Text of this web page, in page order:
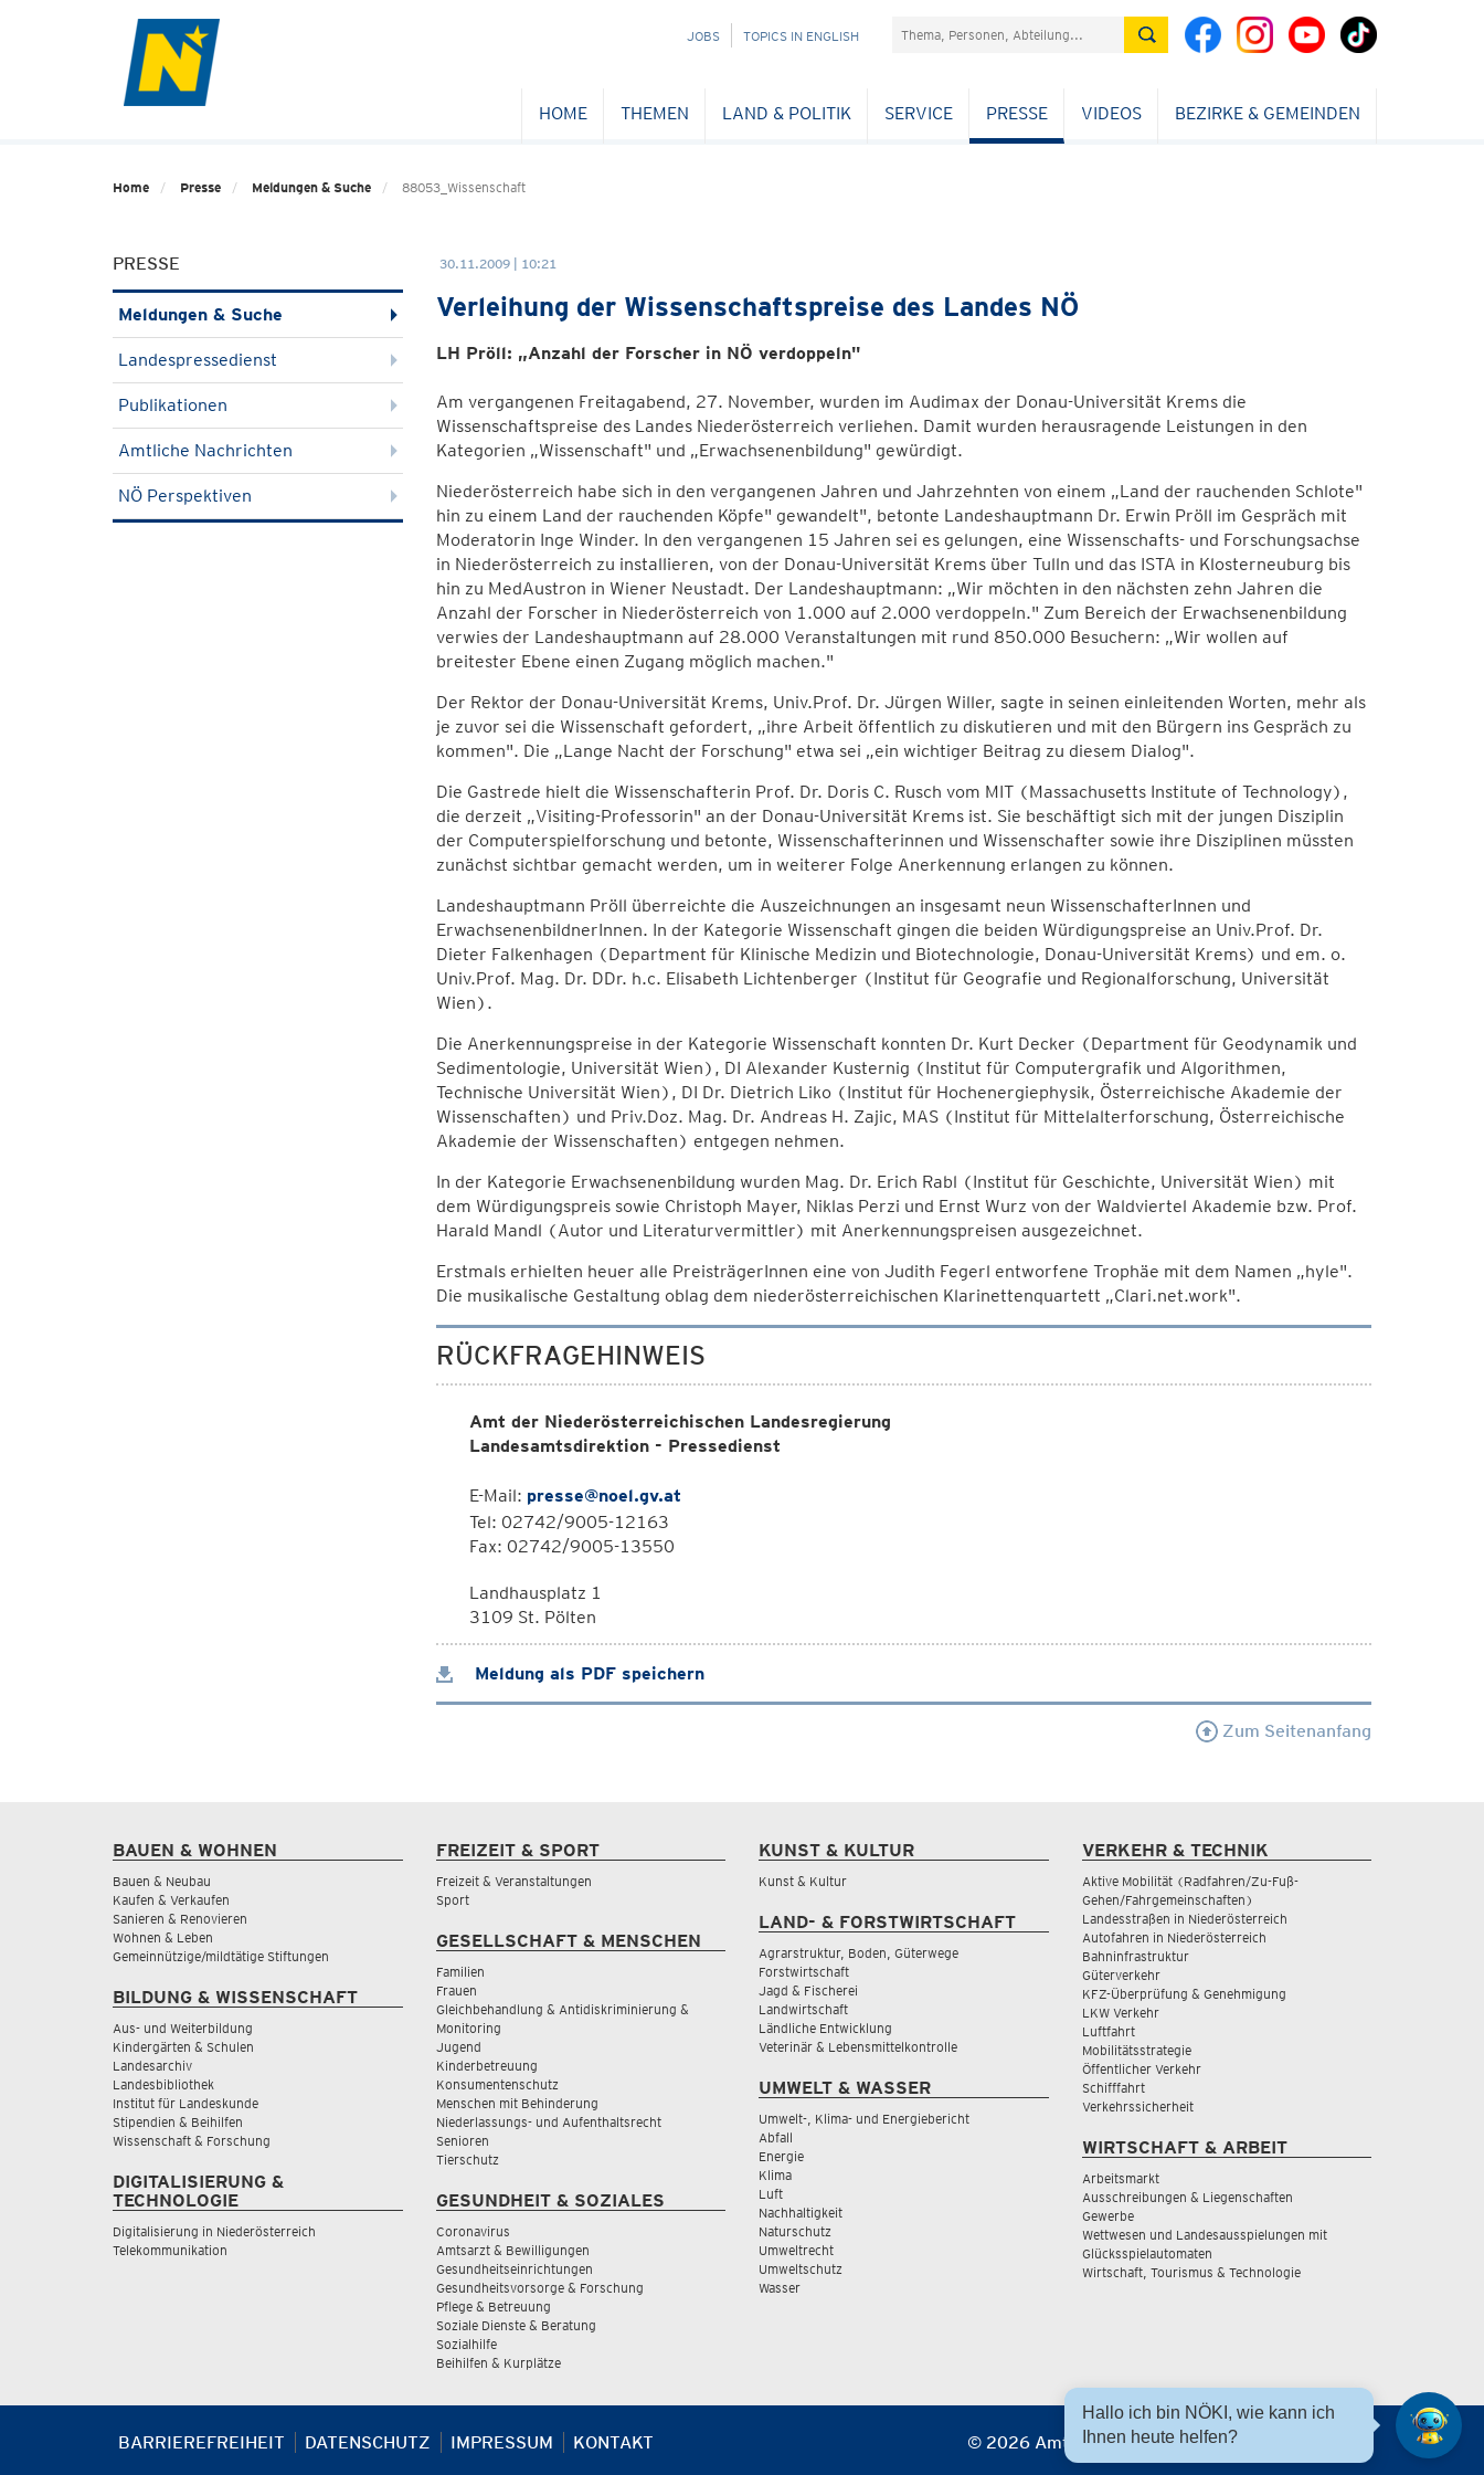
NAVIGATION
JOBS TOPICS IN ENGLISH Suchefeld
HOME THEMEN LAND & POLITIK SERVICE PRESSE VIDEOS BEZIRKE & GEMEINDEN
Home Presse Meldungen & Suche 88053_Wissenschaft
PRESSE
Meldungen & Suche
Landespressedienst
Publikationen
Amtliche Nachrichten
NÖ Perspektiven
30.11.2009 | 10:21
Verleihung der Wissenschaftspreise des Landes NÖ
LH Pröll: „Anzahl der Forscher in NÖ verdoppeln"
Am vergangenen Freitagabend, 27. November, wurden im Audimax der Donau-Universität Krems die
Wissenschaftspreise des Landes Niederösterreich verliehen. Damit wurden herausragende Leistungen in den
Kategorien „Wissenschaft" und „Erwachsenenbildung" gewürdigt.
Niederösterreich habe sich in den vergangenen Jahren und Jahrzehnten von einem „Land der rauchenden Schlote"
hin zu einem Land der rauchenden Köpfe" gewandelt", betonte Landeshauptmann Dr. Erwin Pröll im Gespräch mit
Moderatorin Inge Winder. In den vergangenen 15 Jahren sei es gelungen, eine Wissenschafts- und Forschungsachse
in Niederösterreich zu installieren, von der Donau-Universität Krems über Tulln und das ISTA in Klosterneuburg bis
hin zu MedAustron in Wiener Neustadt. Der Landeshauptmann: „Wir möchten in den nächsten zehn Jahren die
Anzahl der Forscher in Niederösterreich von 1.000 auf 2.000 verdoppeln." Zum Bereich der Erwachsenenbildung
verwies der Landeshauptmann auf 28.000 Veranstaltungen mit rund 850.000 Besuchern: „Wir wollen auf
breitester Ebene einen Zugang möglich machen."
Der Rektor der Donau-Universität Krems, Univ.Prof. Dr. Jürgen Willer, sagte in seinen einleitenden Worten, mehr als
je zuvor sei die Wissenschaft gefordert, „ihre Arbeit öffentlich zu diskutieren und mit den Bürgern ins Gespräch zu
kommen". Die „Lange Nacht der Forschung" etwa sei „ein wichtiger Beitrag zu diesem Dialog".
Die Gastrede hielt die Wissenschafterin Prof. Dr. Doris C. Rusch vom MIT (Massachusetts Institute of Technology),
die derzeit „Visiting-Professorin" an der Donau-Universität Krems ist. Sie beschäftigt sich mit der jungen Disziplin
der Computerspielforschung und betonte, Wissenschafterinnen und Wissenschafter sowie ihre Disziplinen müssten
zunächst sichtbar gemacht werden, um in weiterer Folge Anerkennung erlangen zu können.
Landeshauptmann Pröll überreichte die Auszeichnungen an insgesamt neun WissenschafterInnen und
ErwachsenenbildnerInnen. In der Kategorie Wissenschaft gingen die beiden Würdigungspreise an Univ.Prof. Dr.
Dieter Falkenhagen (Department für Klinische Medizin und Biotechnologie, Donau-Universität Krems) und em. o.
Univ.Prof. Mag. Dr. DDr. h.c. Elisabeth Lichtenberger (Institut für Geografie und Regionalforschung, Universität
Wien).
Die Anerkennungspreise in der Kategorie Wissenschaft konnten Dr. Kurt Decker (Department für Geodynamik und
Sedimentologie, Universität Wien), DI Alexander Kusternig (Institut für Computergrafik und Algorithmen,
Technische Universität Wien), DI Dr. Dietrich Liko (Institut für Hochenergiephysik, Österreichische Akademie der
Wissenschaften) und Priv.Doz. Mag. Dr. Andreas H. Zajic, MAS (Institut für Mittelalterforschung, Österreichische
Akademie der Wissenschaften) entgegen nehmen.
In der Kategorie Erwachsenenbildung wurden Mag. Dr. Erich Rabl (Institut für Geschichte, Universität Wien) mit
dem Würdigungspreis sowie Christoph Mayer, Niklas Perzi und Ernst Wurz von der Waldviertel Akademie bzw. Prof.
Harald Mandl (Autor und Literaturvermittler) mit Anerkennungspreisen ausgezeichnet.
Erstmals erhielten heuer alle PreisträgerInnen eine von Judith Fegerl entworfene Trophäe mit dem Namen „hyle".
Die musikalische Gestaltung oblag dem niederösterreichischen Klarinettenquartett „Clari.net.work".
RÜCKFRAGEHINWEIS
Amt der Niederösterreichischen Landesregierung
Landesamtsdirektion - Pressedienst
E-Mail: presse@noel.gv.at
Tel: 02742/9005-12163
Fax: 02742/9005-13550
Landhausplatz 1
3109 St. Pölten
Meldung als PDF speichern
Zum Seitenanfang
BAUEN & WOHNEN
Bauen & Neubau
Kaufen & Verkaufen
Sanieren & Renovieren
Wohnen & Leben
Gemeinnützige/mildtätige Stiftungen
BILDUNG & WISSENSCHAFT
Aus- und Weiterbildung
Kindergärten & Schulen
Landesarchiv
Landesbibliothek
Institut für Landeskunde
Stipendien & Beihilfen
Wissenschaft & Forschung
DIGITALISIERUNG &
TECHNOLOGIE
Digitalisierung in Niederösterreich
Telekommunikation
FREIZEIT & SPORT
Freizeit & Veranstaltungen
Sport
GESELLSCHAFT & MENSCHEN
Familien
Frauen
Gleichbehandlung & Antidiskriminierung &
Monitoring
Jugend
Kinderbetreuung
Konsumentenschutz
Menschen mit Behinderung
Niederlassungs- und Aufenthaltsrecht
Senioren
Tierschutz
GESUNDHEIT & SOZIALES
Coronavirus
Amtsarzt & Bewilligungen
Gesundheitseinrichtungen
Gesundheitsvorsorge & Forschung
Pflege & Betreuung
Soziale Dienste & Beratung
Sozialhilfe
Beihilfen & Kurplätze
KUNST & KULTUR
Kunst & Kultur
LAND- & FORSTWIRTSCHAFT
Agrarstruktur, Boden, Güterwege
Forstwirtschaft
Jagd & Fischerei
Landwirtschaft
Ländliche Entwicklung
Veterinär & Lebensmittelkontrolle
UMWELT & WASSER
Umwelt-, Klima- und Energiebericht
Abfall
Energie
Klima
Luft
Nachhaltigkeit
Naturschutz
Umweltrecht
Umweltschutz
Wasser
VERKEHR & TECHNIK
Aktive Mobilität (Radfahren/Zu-Fuß-
Gehen/Fahrgemeinschaften)
Landesstraßen in Niederösterreich
Autofahren in Niederösterreich
Bahninfrastruktur
Güterverkehr
KFZ-Überprüfung & Genehmigung
LKW Verkehr
Luftfahrt
Mobilitätsstrategie
Öffentlicher Verkehr
Schifffahrt
Verkehrssicherheit
WIRTSCHAFT & ARBEIT
Arbeitsmarkt
Ausschreibungen & Liegenschaften
Gewerbe
Wettwesen und Landesausspielungen mit
Glücksspielautomaten
Wirtschaft, Tourismus & Technologie
BARRIEREFREIHEIT DATENSCHUTZ IMPRESSUM KONTAKT © 2026 Amt der NÖ Landesregierung
Hallo ich bin NÖKI, wie kann ich
Ihnen heute helfen?